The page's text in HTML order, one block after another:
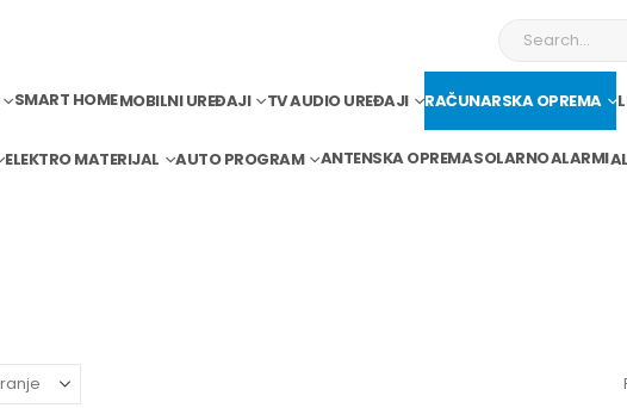
SMART HOMEMOBILNI UREĐAJI TV AUDIO UREĐAJI RAČUNARSKA OPREMA
ELEKTRO MATERIJAL AUTO PROGRAM ANTENSKA OPREMASOLARNOALARMI